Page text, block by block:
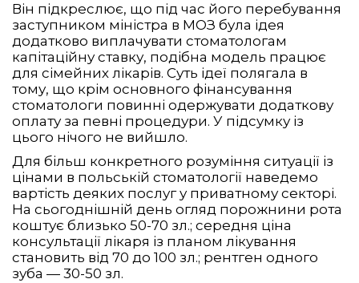
Він підкреслює, що під час його перебування
заступником міністра в МОЗ була ідея
додатково виплачувати стоматологам
капітаційну ставку, подібна модель працює
для сімейних лікарів. Суть ідеї полягала в
тому, що крім основного фінансування
стоматологи повинні одержувати додаткову
оплату за певні процедури. У підсумку із
цього нічого не вийшло.
Для більш конкретного розуміння ситуації із
цінами в польській стоматології наведемо
вартість деяких послуг у приватному секторі.
На сьогоднішній день огляд порожнини рота
коштує близько 50-70 зл.; середня ціна
консультації лікаря із планом лікування
становить від 70 до 100 зл.; рентген одного
зуба — 30-50 зл.